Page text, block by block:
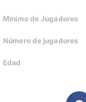
Mínimo de Jugadores
Número de jugadores
Edad